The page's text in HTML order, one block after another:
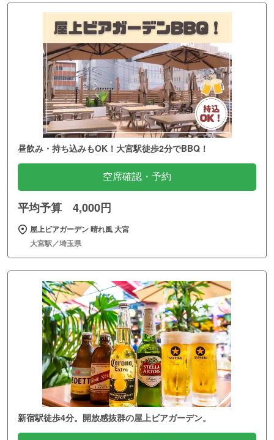
昼飲み・持ち込みもOK！大宮駅徒歩2分でBBQ！
空席確認・予約
平均予算 4,000円
屋上ビアガーデン 晴れ風 大宮
大宮駅／埼玉県
新宿駅徒歩4分。開放感抜群の屋上ビアガーデン。